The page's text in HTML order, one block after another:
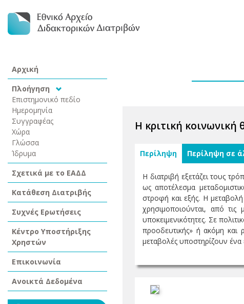
Αρχική
Πλοήγηση
Επιστημονικό πεδίο
Ημερομηνία
Συγγραφέας
Χώρα
Γλώσσα
Ίδρυμα
Σχετικά με το ΕΑΔΔ
Κατάθεση Διατριβής
Συχνές Ερωτήσεις
Κέντρο Υποστήριξης
Χρηστών
Επικοινωνία
Ανοικτά Δεδομένα
Η κριτική κοινωνική
Περίληψη Περίληψη σε
Η διατριβή εξετάζει τους
ως αποτέλεσμα
στροφή και εξής. Η μεταβολή
χρησιμοποιούνται, από τις
υποκειμενικότητες. Σε
προοδευτικής» ή ακόμη και
μεταβολές υποστηρίζουν ένα